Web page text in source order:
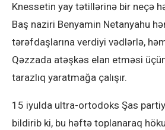
Knessetin yay tətillərinə bir neçə
Baş naziri Benyamin Netanyahu
tərəfdaşlarına verdiyi vədlərlə,
Qəzzada atəşkəs elan etməsi
tarazlıq yaratmağa çalışır.
15 iyulda ultra-ortodoks Şas
bildirib ki, bu həftə toplanaraq